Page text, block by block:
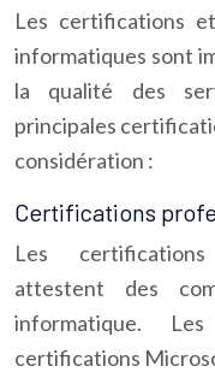
Les certifications
informatiques sont
la qualité des
principales
considération :
Certifications
Les certifications
attestent des
informatique.
certifications